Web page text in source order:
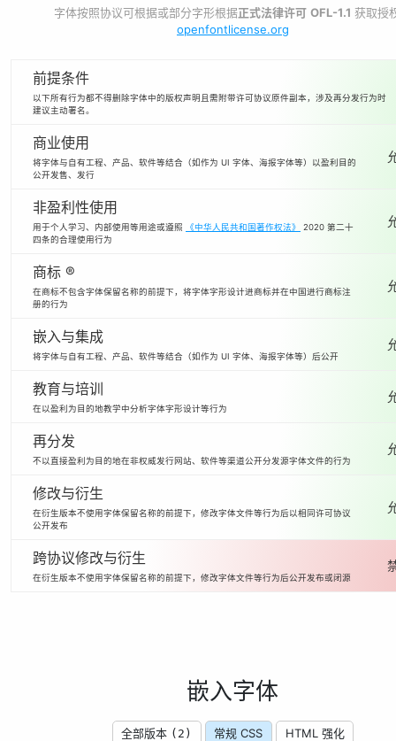
字体按照协议可根据或部分字形根据正式法律许可 OFL-1.1 获取授
openfontlicense.org
前提条件
以下所有行为都不得删除字体中的版权声明且需附带许可协议原件副本，涉及再分发行为时
建议主动署名。
商业使用
将字体与自有工程、产品、软件等结合（如作为 UI 字体、海报字体等）以盈利目的
公开发售、发行
非盈利性使用
用于个人学习、内部使用等用途或遵照 《中华人民共和国著作权法》
2020 第二十
四条的合理使用行为
商标 ®
在商标不包含字体保留名称的前提下，将字体字形设计进商标并在中国进行商标注
册的行为
嵌入与集成
将字体与自有工程、产品、软件等结合（如作为 UI 字体、海报字体等）后公开
教育与培训
在以盈利为目的地教学中分析字体字形设计等行为
再分发
不以直接盈利为目的地在非权威发行网站、软件等渠道公开分发源字体文件的行为
修改与衍生
在衍生版本不使用字体保留名称的前提下，修改字体文件等行为后以相同许可协议
公开发布
跨协议修改与衍生
在衍生版本不使用字体保留名称的前提下，修改字体文件等行为后公开发布或闭源
嵌入字体
全部版本 (2) 常规 CSS HTML 强化